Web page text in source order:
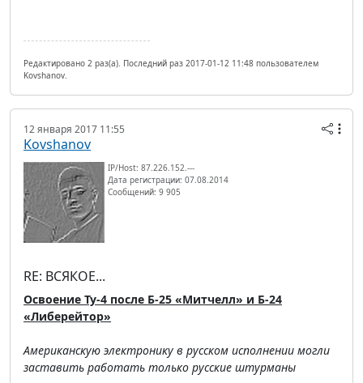
Редактировано 2 раз(а). Последний раз 2017-01-12 11:48 пользователем
Kovshanov.
12 января 2017 11:55
Kovshanov
IP/Host: 87.226.152.---
Дата регистрации: 07.08.2014
Сообщений: 9 905
RE: ВСЯКОЕ...
Освоение Ту-4 после Б-25 «Митчелл» и Б-24
«Либерейтор»
Американскую электронику в русском исполнении могли
заставить работать только русские штурманы